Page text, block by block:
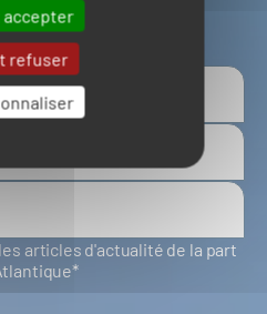
accepter
refuser
articles d'actualité de la part